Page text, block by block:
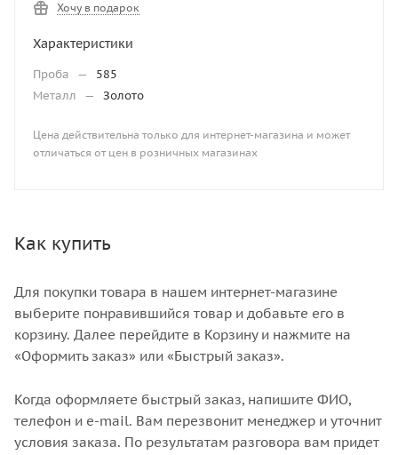
Хочу в подарок
Характеристики
Проба —
585
Металл
— Золото
Цена действительна только для интернет-магазина и может
отличаться от цен в розничных магазинах
Как купить
Для покупки товара в нашем интернет-магазине
выберите понравившийся товар и добавьте его в
корзину. Далее перейдите в Корзину и нажмите на
«Оформить заказ» или «Быстрый заказ».
Когда оформляете быстрый заказ, напишите ФИО,
телефон и e-mail. Вам перезвонит менеджер и уточнит
условия заказа. По результатам разговора вам придет